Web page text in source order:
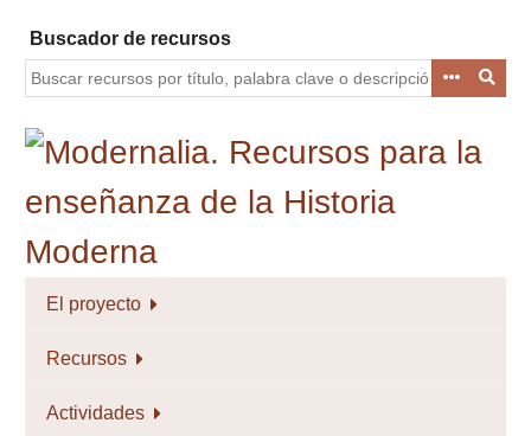
contenido
principal
Buscador de recursos
El proyecto
Recursos
Actividades